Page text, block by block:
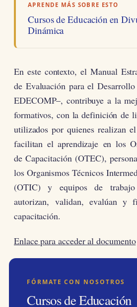
APRENDE MÁS SOBRE ESTO
Cursos de Educación en
Dinámica
En este contexto, el Manual
de Evaluación para el
EDECOMP–, contribuye a la
formativos, con la definición de
utilizados por quienes realizan
facilitan el aprendizaje en los
de Capacitación (OTEC),
los Organismos Técnicos
(OTIC) y equipos de
autorizan, validan, evalúan y
capacitación.
Enlace para acceder al documento
FÓRMATE CON NOSOTROS
Cursos de Educación